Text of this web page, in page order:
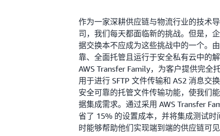
作为一家深耕供应链与物流行业的技术
司，我们每天都面临新的挑战。但是，
据交换本不应成为这些挑战中的一个。
靠、全面托管且运行于安全私有云中的
AWS Transfer Family，为客户提供完全
用于进行 SFTP 文件传输和 AS2 消息交
安全可靠的托管文件传输功能，使我们
据集成需求。通过采用 AWS Transfer
省了 15% 的设置成本，并将集成测试
时能够帮助他们实现端到端的供应链可